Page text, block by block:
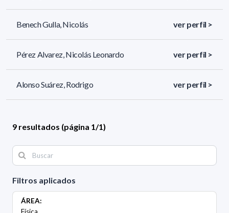
Filtros aplicados
ÁREA:
Benech Gulla, Nicolás ver perfil >
Pérez Alvarez, Nicolás Leonardo ver perfil >
Alonso Suárez, Rodrigo ver perfil >
9 resultados (página 1/1)